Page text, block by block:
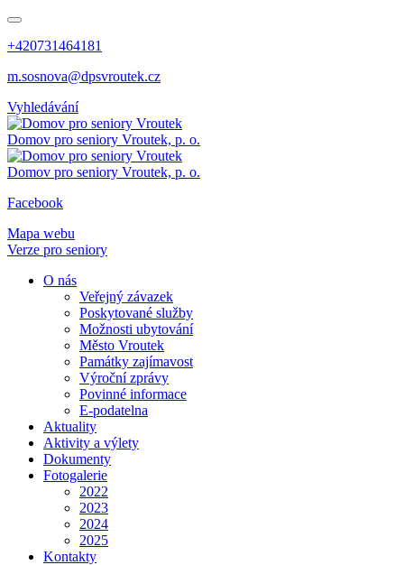
+420731464181
m.sosnova@dpsvroutek.cz
Vyhledávání
Domov pro seniory Vroutek, p. o.
Domov pro seniory Vroutek, p. o.
Facebook
Mapa webu
Verze pro seniory
O nás
Veřejný závazek
Poskytované služby
Možnosti ubytování
Město Vroutek
Památky zajímavost
Výroční zprávy
Povinné informace
E-podatelna
Aktuality
Aktivity a výlety
Dokumenty
Fotogalerie
2022
2023
2024
2025
Kontakty